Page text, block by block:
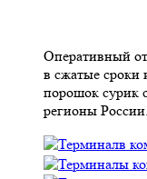
Оперативный
в сжатые сроки
порошок сурик
регионы России.